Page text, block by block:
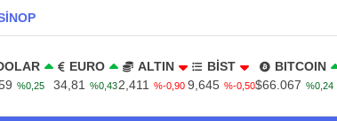
%0,25
EURO
34,81
%0,43
ALTIN
2,411
%-0,90
BİST
9,645 %-0,50
BITCOIN
$66.067 %0,24